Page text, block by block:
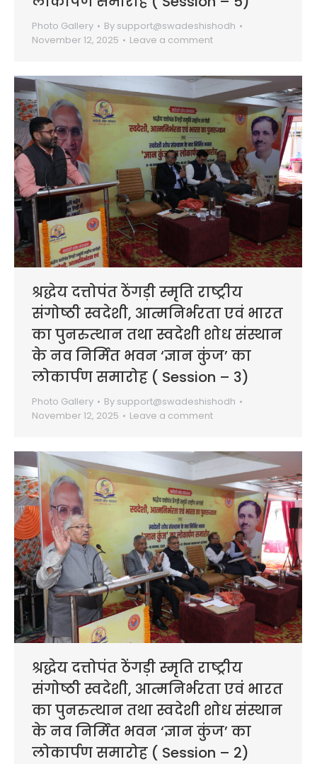
Photo Gallery By support@swadeshishodh
November 12, 2025
Leave a comment
श्रद्धेय दत्तोपंत ठेंगड़ी स्मृति राष्ट्रीय
संगोष्ठी स्वदेशी, आत्मनिर्भरता एवं भारत
का पुनरुत्थान तथा स्वदेशी शोध संस्थान
के नव निर्मित भवन ‘ज्ञान कुंज’ का
लोकार्पण समारोह ( Session – 3)
Photo Gallery By support@swadeshishodh
November 12, 2025
Leave a comment
श्रद्धेय दत्तोपंत ठेंगड़ी स्मृति राष्ट्रीय
संगोष्ठी स्वदेशी, आत्मनिर्भरता एवं भारत
का पुनरुत्थान तथा स्वदेशी शोध संस्थान
के नव निर्मित भवन ‘ज्ञान कुंज’ का
लोकार्पण समारोह ( Session – 2)